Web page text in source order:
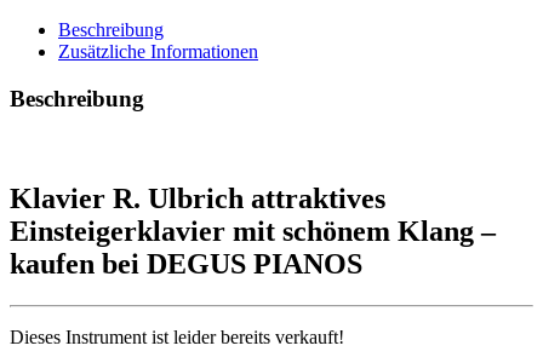
Beschreibung
Zusätzliche Informationen
Beschreibung
Klavier R. Ulbrich attraktives
Einsteigerklavier mit schönem Klang –
kaufen bei DEGUS PIANOS
Dieses Instrument ist leider bereits verkauft!